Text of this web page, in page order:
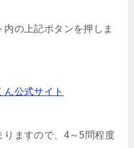
の上記ボタンを押しま
公式サイト
りますので、4～5問程度